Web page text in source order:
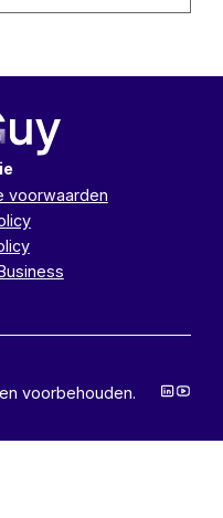
voorwaarden
voorbehouden.